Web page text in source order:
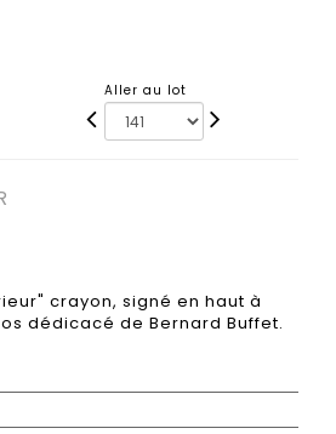
Aller au lot
crayon, signé en haut à
dédicacé de Bernard Buffet.